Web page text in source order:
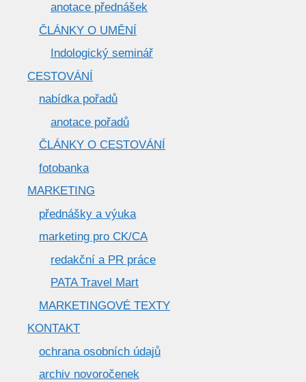
anotace přednášek
ČLÁNKY O UMĚNÍ
Indologický seminář
CESTOVÁNÍ
nabídka pořadů
anotace pořadů
ČLÁNKY O CESTOVÁNÍ
fotobanka
MARKETING
přednášky a výuka
marketing pro CK/CA
redakční a PR práce
PATA Travel Mart
MARKETINGOVÉ TEXTY
KONTAKT
ochrana osobních údajů
archiv novoročenek